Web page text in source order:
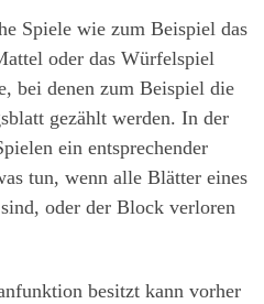
Spiele wie zum Beispiel das
oder das Würfelspiel
bei denen zum Beispiel die
gezählt werden. In der
ein entsprechender
tun, wenn alle Blätter eines
oder der Block verloren
besitzt kann vorher